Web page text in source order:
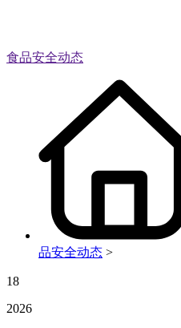
食品安全动态
品安全动态 >
18
2026